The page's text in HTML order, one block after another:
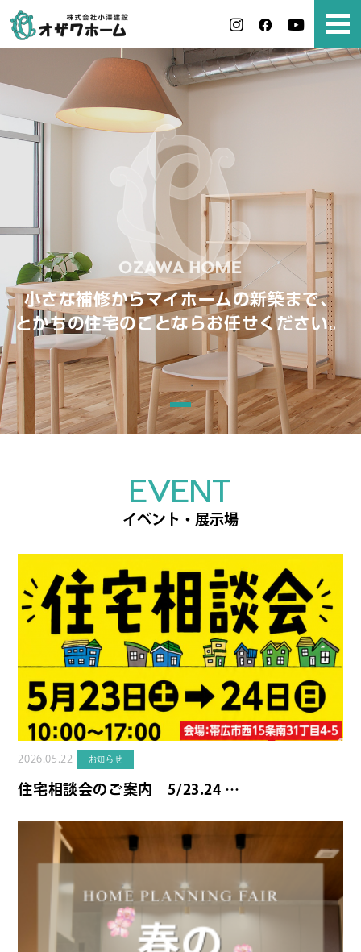
小さな補修からマイホームの新築まで、
とかちの住宅のことならお任せください。
EVENT
イベント・展示場
2026.05.22 お知らせ
住宅相談会のご案内 5/23.24 …